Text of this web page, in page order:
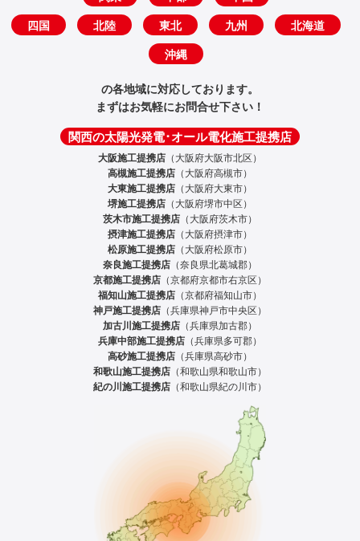
四国 北陸 東北 九州 北海道
沖縄
の各地域に対応しております。
まずはお気軽にお問合せ下さい！
関西の太陽光発電･オール電化施工提携店
大阪施工提携店 （大阪府大阪市北区）
高槻施工提携店 （大阪府高槻市）
大東施工提携店 （大阪府大東市）
堺施工提携店 （大阪府堺市中区）
茨木市施工提携店 （大阪府茨木市）
摂津施工提携店 （大阪府摂津市）
松原施工提携店 （大阪府松原市）
奈良施工提携店 （奈良県北葛城郡）
京都施工提携店 （京都府京都市右京区）
福知山施工提携店 （京都府福知山市）
神戸施工提携店 （兵庫県神戸市中央区）
加古川施工提携店 （兵庫県加古郡）
兵庫中部施工提携店 （兵庫県多可郡）
高砂施工提携店 （兵庫県高砂市）
和歌山施工提携店 （和歌山県和歌山市）
紀の川施工提携店 （和歌山県紀の川市）